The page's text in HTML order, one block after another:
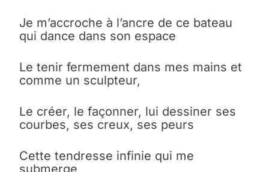
Je m’accroche à l’ancre de ce bateau
qui dance dans son espace
Le tenir fermement dans mes mains et
comme un sculpteur,
Le créer, le façonner, lui dessiner ses
courbes, ses creux, ses peurs
Cette tendresse infinie qui me